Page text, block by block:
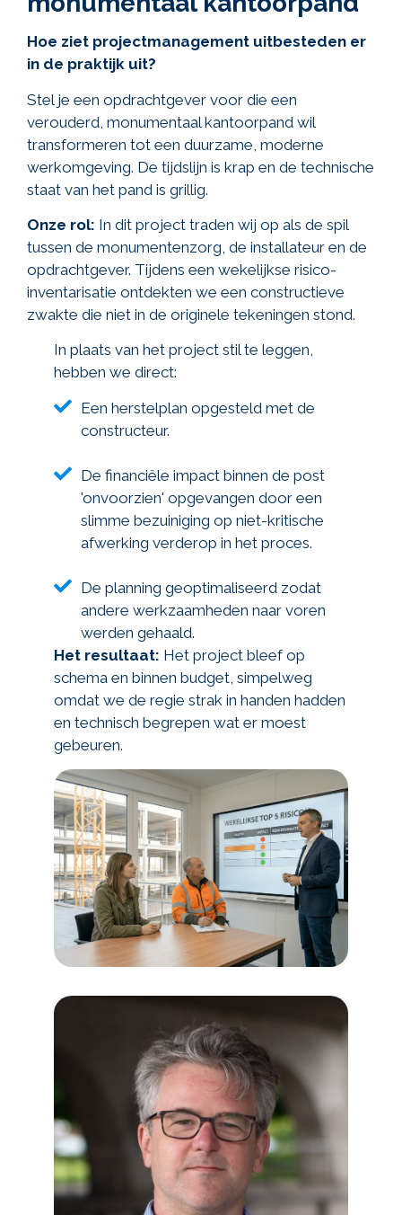
Hoe ziet projectmanagement uitbesteden er
in de praktijk uit?
Stel je een opdrachtgever voor die een
verouderd, monumentaal kantoorpand wil
transformeren tot een duurzame, moderne
werkomgeving. De tijdslijn is krap en de technische
staat van het pand is grillig.
Onze rol: In dit project traden wij op als de spil
tussen de monumentenzorg, de installateur en de
opdrachtgever. Tijdens een wekelijkse risico-
inventarisatie ontdekten we een constructieve
zwakte die niet in de originele tekeningen stond.
In plaats van het project stil te leggen,
hebben we direct:
Een herstelplan opgesteld met de
constructeur.
De financiële impact binnen de post
'onvoorzien' opgevangen door een
slimme bezuiniging op niet-kritische
afwerking verderop in het proces.
De planning geoptimaliseerd zodat
andere werkzaamheden naar voren
werden gehaald.
Het resultaat: Het project bleef op
schema en binnen budget, simpelweg
omdat we de regie strak in handen hadden
en technisch begrepen wat er moest
gebeuren.